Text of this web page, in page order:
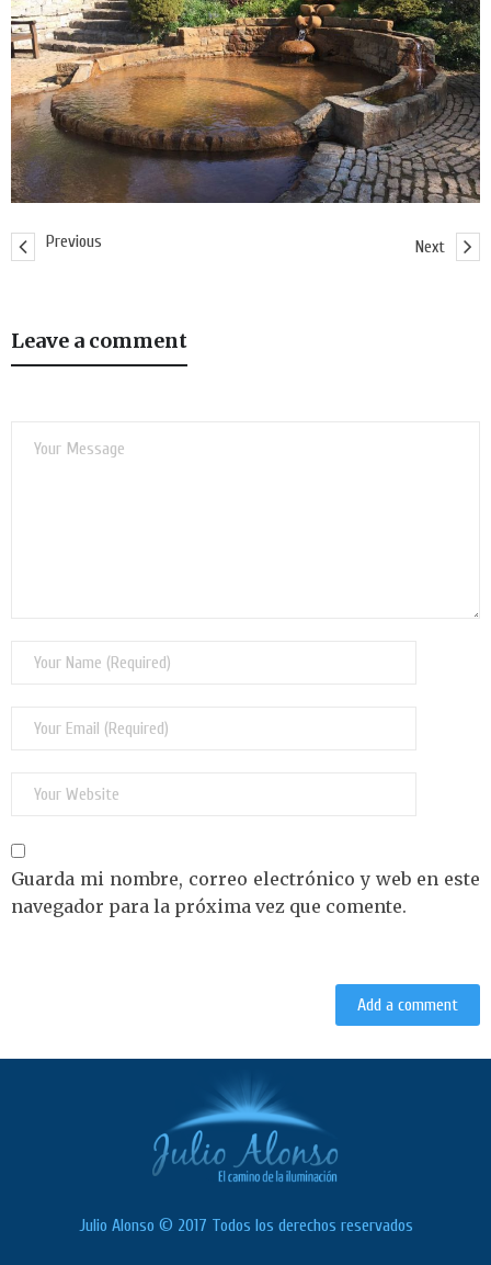
Previous Next
Leave a comment
Guarda mi nombre, correo electrónico y web en este
navegador para la próxima vez que comente.
Julio Alonso © 2017 Todos los derechos reservados